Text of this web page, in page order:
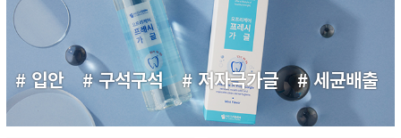
입안 구석구석 저자극가글 세균배출